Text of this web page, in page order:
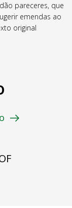
pareceres, que
emendas ao
original